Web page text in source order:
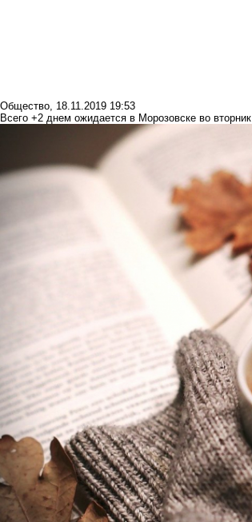
Общество, 18.11.2019 19:53
Всего +2 днем ожидается в Морозовске во вторник